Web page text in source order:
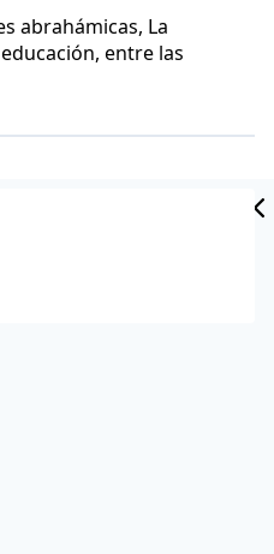
abrahámicas, La
entre las